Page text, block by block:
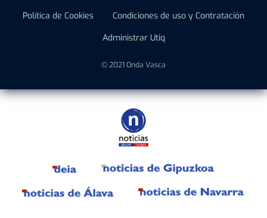
Política de Cookies
Condiciones de uso y Contratación
Administrar Utiq
© 2021 Onda Vasca